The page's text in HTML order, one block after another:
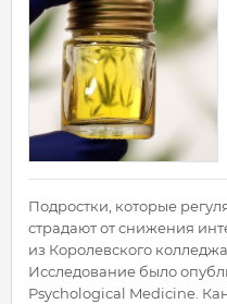
Подростки, которые
страдают от снижения
из Королевского
Исследование было
Psychological Medicine.